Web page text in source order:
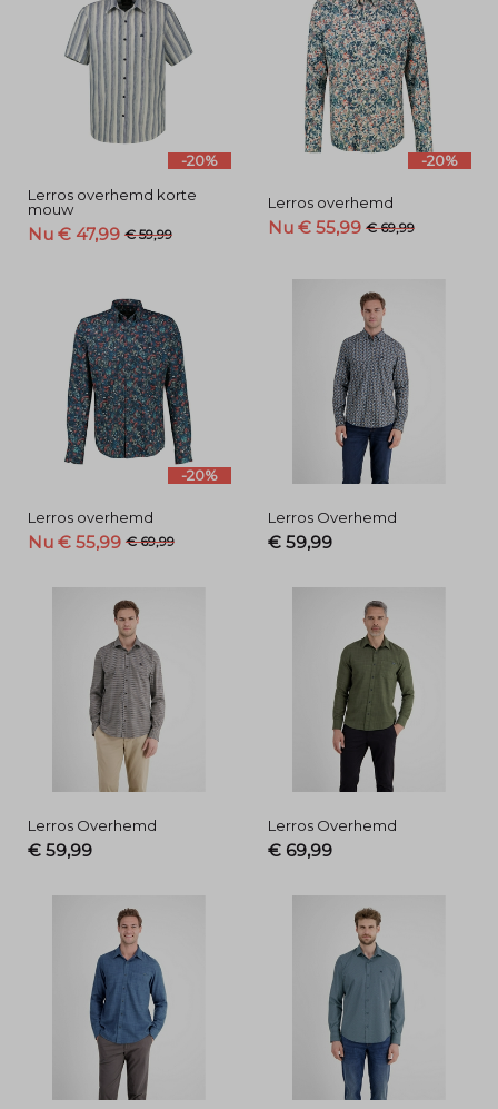
-20%
Lerros overhemd korte
mouw
Nu € 47,99 € 59,99
-20%
Lerros overhemd
Nu € 55,99 € 69,99
-20%
Lerros overhemd
Nu € 55,99 € 69,99
Lerros Overhemd
€ 59,99
Lerros Overhemd
€ 59,99
Lerros Overhemd
€ 69,99